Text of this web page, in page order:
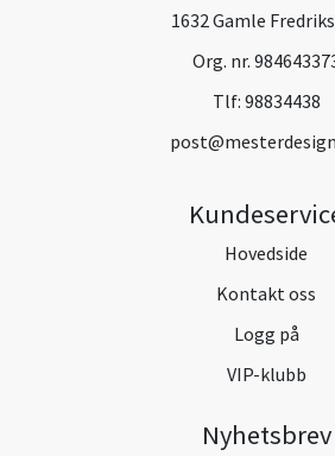
1632 Gamle
Org. nr.
Tlf: 98834438
Hovedside
Kontakt oss
Logg på
VIP-klubb
Nyhetsbrev